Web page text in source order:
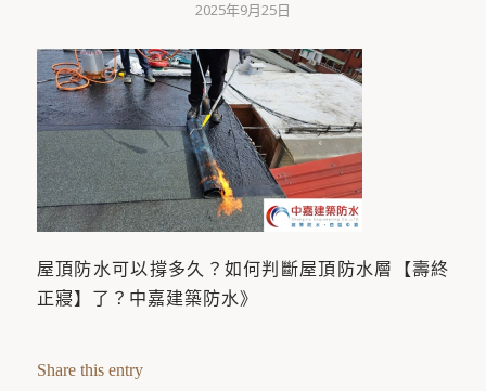
2025年9月25日
屋頂防水可以撐多久？如何判斷屋頂防水層【壽終
正寢】了？中嘉建築防水》
Share this entry